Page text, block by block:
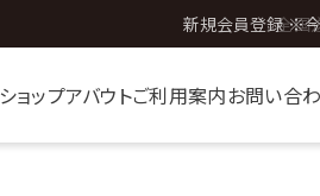
全国
ショップアバウトご利用案内お問い合